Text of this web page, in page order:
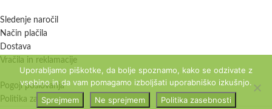
Sledenje naročil
Način plačila
Dostava
Vračila in reklamacije
Pogoji poslovanja
Politika zasebnosti
Uporabljamo piškotke, da bolje spoznamo, kako se odzivate z
vsebino in da vam pomagamo izboljšati uporabniško izkušnjo.
Sprejmem
Ne sprejmem Politika zasebnosti